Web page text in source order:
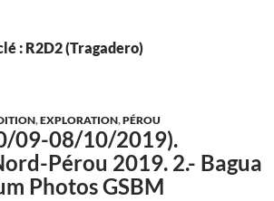
: R2D2 (Tragadero)
,EXPLORATION,PÉROU
09-08/10/2019).
Pérou 2019. 2.- Bagua
Photos GSBM